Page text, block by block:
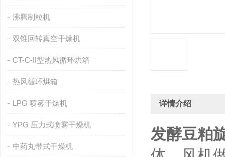
沸腾制粒机
双锥回转真空干燥机
CT-C-II型热风循环烘箱
热风循环烘箱
LPG 喷雾干燥机
YPG 压力式喷雾干燥机
中药丸带式干燥机
详情介绍
发酵豆粕